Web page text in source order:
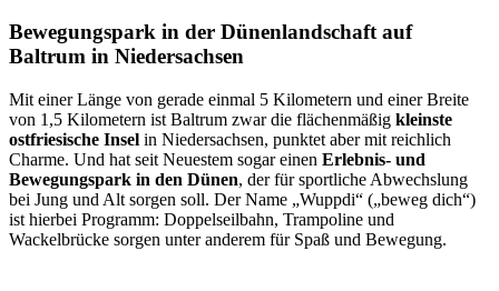
Bewegungspark in der Dünenlandschaft auf
Baltrum in Niedersachsen
Mit einer Länge von gerade einmal 5 Kilometern und einer Breite
von 1,5 Kilometern ist Baltrum zwar die flächenmäßig kleinste
ostfriesische Insel in Niedersachsen, punktet aber mit reichlich
Charme. Und hat seit Neuestem sogar einen Erlebnis- und
Bewegungspark in den Dünen, der für sportliche Abwechslung
bei Jung und Alt sorgen soll. Der Name „Wuppdi“ („beweg dich“)
ist hierbei Programm: Doppelseilbahn, Trampoline und
Wackelbrücke sorgen unter anderem für Spaß und Bewegung.